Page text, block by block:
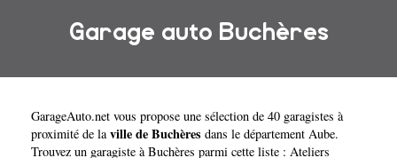
Garage auto Buchères
GarageAuto.net vous propose une sélection de 40 garagistes à
proximité de laville de Buchères dans le département Aube.
Trouvez un garagiste à Buchères parmi cette liste : Ateliers